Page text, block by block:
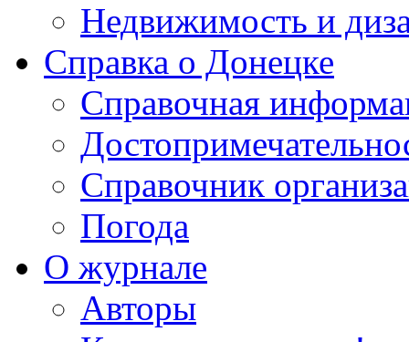
Недвижимость и
Справка о Донецке
Справочная
Справочник
Погода
О журнале
Авторы